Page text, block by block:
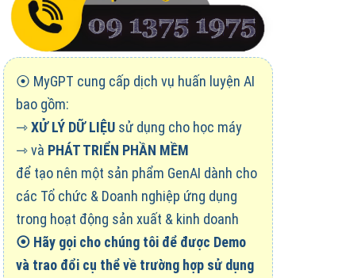
⦿ MyGPT cung cấp dịch vụ huấn luyện AI
bao gồm:
⇾XỬ LÝ DỮ LIỆU sử dụng cho học máy
⇾ và PHÁT TRIỂN PHẦN MỀM
để tạo nên một sản phẩm GenAI dành cho
các Tổ chức & Doanh nghiệp ứng dụng
trong hoạt động sản xuất & kinh doanh
⦿ Hãy gọi cho chúng tôi để được Demo
và trao đổi cụ thể về trường hợp sử dụng